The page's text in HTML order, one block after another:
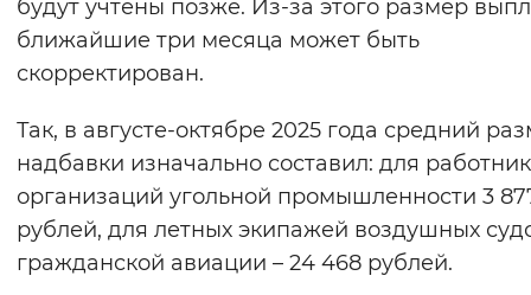
будут учтены позже. Из-за этого размер
ближайшие три месяца может быть
скорректирован.
Так, в августе-октябре 2025 года средний
надбавки изначально составил: для
организаций угольной промышленности 3
рублей, для летных экипажей воздушных
гражданской авиации – 24 468 рублей.